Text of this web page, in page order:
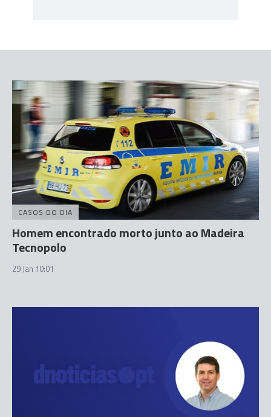
CASOS DO DIA
Homem encontrado morto junto ao Madeira
Tecnopolo
29 Jan 10:01